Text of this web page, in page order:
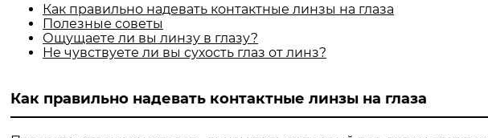
Как правильно надевать контактные линзы на глаза
Полезные советы
Ощущаете ли вы линзу в глазу?
Не чувствуете ли вы сухость глаз от линз?
Как правильно надевать контактные линзы на глаза